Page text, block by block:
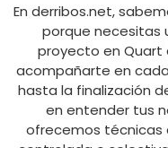
En derribos.net,
porque necesitas
proyecto en Quart
acompañarte en
hasta la finalización
en entender tus
ofrecemos técnicas